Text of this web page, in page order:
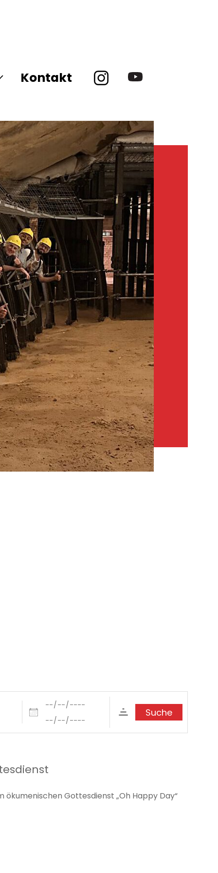
Kontakt
Daten
Suche
ökumenischen Gottesdienst „Oh Happy Day“